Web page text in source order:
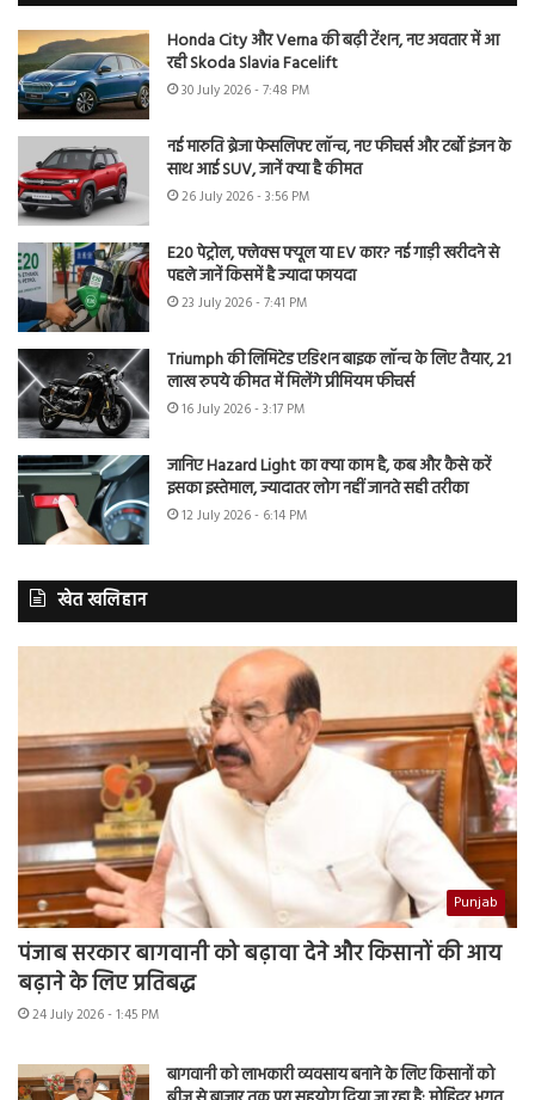
Honda City और Verna की बढ़ी टेंशन, नए अवतार में आ
रही Skoda Slavia Facelift
30 July 2026 - 7:48 PM
नई मारुति ब्रेजा फेसलिफ्ट लॉन्च, नए फीचर्स और टर्बो इंजन के
साथ आई SUV, जानें क्या है कीमत
26 July 2026 - 3:56 PM
E20 पेट्रोल, फ्लेक्स फ्यूल या EV कार? नई गाड़ी खरीदने से
पहले जानें किसमें है ज्यादा फायदा
23 July 2026 - 7:41 PM
Triumph की लिमिटेड एडिशन बाइक लॉन्च के लिए तैयार, 21
लाख रुपये कीमत में मिलेंगे प्रीमियम फीचर्स
16 July 2026 - 3:17 PM
जानिए Hazard Light का क्या काम है, कब और कैसे करें
इसका इस्तेमाल, ज्यादातर लोग नहीं जानते सही तरीका
12 July 2026 - 6:14 PM
खेत खलिहान
Punjab
पंजाब सरकार बागवानी को बढ़ावा देने और किसानों की आय
बढ़ाने के लिए प्रतिबद्ध
24 July 2026 - 1:45 PM
बागवानी को लाभकारी व्यवसाय बनाने के लिए किसानों को